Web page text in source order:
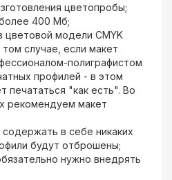
цветопробы;
400 Мб;
цветовой модели CMYK
случае, если макет
полиграфистом
профилей - в этом
печататься "как есть". Во
рекомендуем макет
в себе никаких
будут отброшены;
нужно внедрять